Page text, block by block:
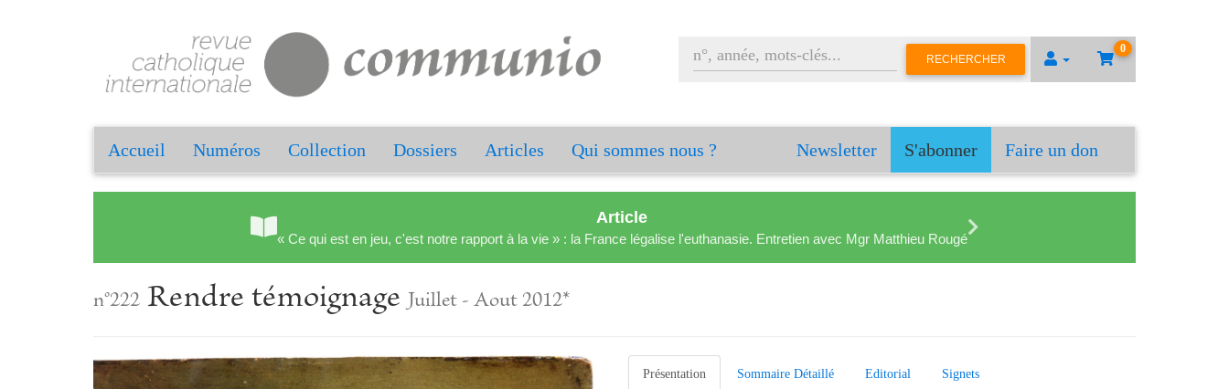
0
RECHERCHER
Accueil Numéros Collection Dossiers Articles Qui sommes nous ? Newsletter S'abonner Faire un don
Article
« Ce qui est en jeu, c'est notre rapport à la vie » : la France légalise l'euthanasie. Entretien avec Mgr Matthieu Rougé
n°222 Rendre témoignageJuillet - Aout 2012*
Présentation Sommaire Détaillé Editorial Signets